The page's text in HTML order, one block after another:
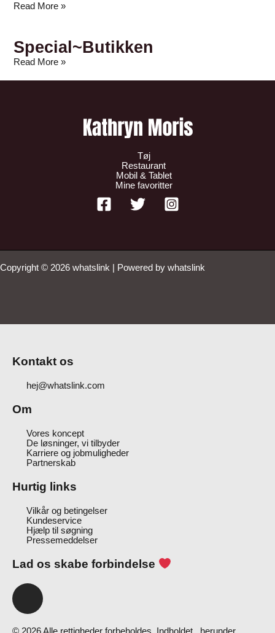
Read More »
Special~Butikken
Read More »
Tøj
Restaurant
Mobil & Tablet
Mine favoritter
Copyright © 2026 whatslink | Powered by whatslink
Kontakt os
hej@whatslink.com
Om
Vores koncept
De løsninger, vi tilbyder
Karriere og jobmuligheder
Partnerskab
Hurtig links
Vilkår og betingelser
Kundeservice
Hjælp til søgning
Pressemeddelser
Lad os skabe forbindelse